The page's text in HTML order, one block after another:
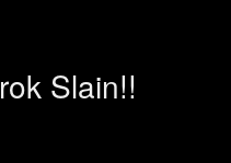
Slain!!